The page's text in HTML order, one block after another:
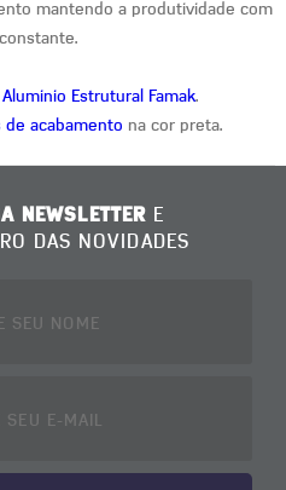
mantendo a produtividade com
Estrutural Famak.
de acabamento na cor preta.
NEWSLETTER E
DAS NOVIDADES